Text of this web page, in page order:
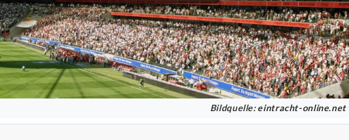
Bildquelle: eintracht-online.net